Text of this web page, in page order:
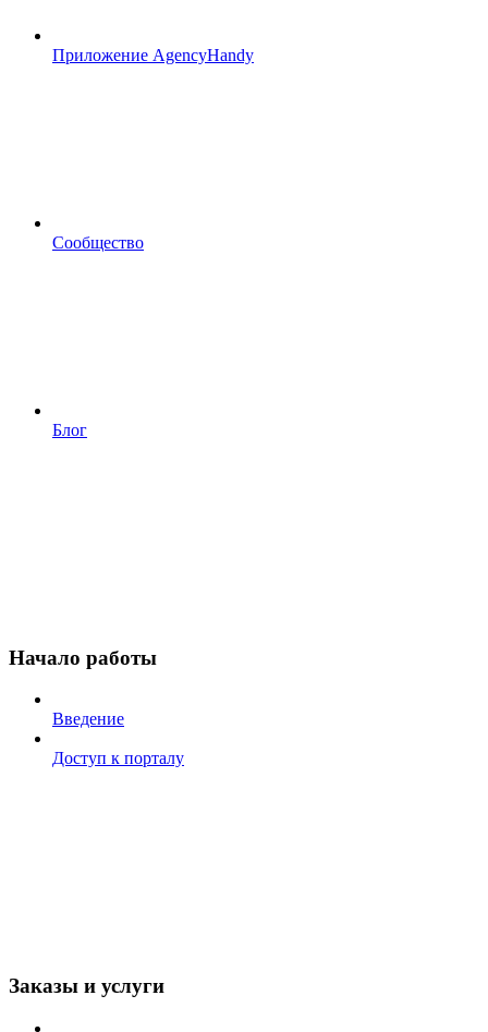
Приложение AgencyHandy
Сообщество
Блог
Начало работы
Введение
Доступ к порталу
Заказы и услуги